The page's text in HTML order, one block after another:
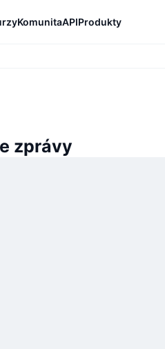
KomunitaAPIProdukty
zprávy